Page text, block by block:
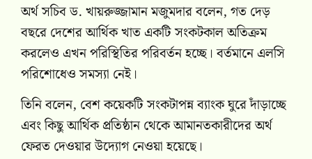
অর্থ সচিব ড. খায়রুজ্জামান মজুমদার বলেন, গত দেড়
বছরে দেশের আর্থিক খাত একটি সংকটকাল অতিক্রম
করলেও এখন পরিস্থিতির পরিবর্তন হচ্ছে। বর্তমানে এলসি
পরিশোধেও সমস্যা নেই।
তিনি বলেন, বেশ কয়েকটি সংকটাপন্ন ব্যাংক ঘুরে দাঁড়াচ্ছে
এবং কিছু আর্থিক প্রতিষ্ঠান থেকে আমানতকারীদের অর্থ
ফেরত দেওয়ার উদ্যোগ নেওয়া হয়েছে।